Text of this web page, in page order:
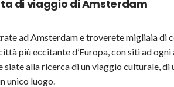
di viaggio di Amsterdam
ad Amsterdam e troverete migliaia di
più eccitante d’Europa, con siti ad
siate alla ricerca di un viaggio culturale,
unico luogo.